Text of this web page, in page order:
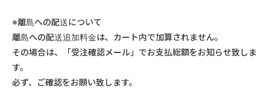
※離島への配送について
離島への配送追加料金は、カート内で加算されません。
その場合は、「受注確認メール」でお支払総額をお知らせ致しま
す。
必ず、ご確認をお願い致します。